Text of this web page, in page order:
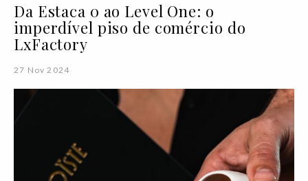
Da Estaca 0 ao Level One: o
imperdível piso de comércio do
LxFactory
27 Nov 2024